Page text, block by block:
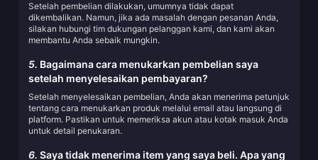
Setelah pembelian dilakukan, umumnya tidak dapat
dikembalikan. Namun, jika ada masalah dengan pesanan Anda,
silakan hubungi tim dukungan pelanggan kami, dan kami akan
membantu Anda sebaik mungkin.
5. Bagaimana cara menukarkan pembelian saya
setelah menyelesaikan pembayaran?
Setelah menyelesaikan pembelian, Anda akan menerima petunjuk
tentang cara menukarkan produk melalui email atau langsung di
platform. Pastikan untuk memeriksa akun atau kotak masuk Anda
untuk detail penukaran.
6. Saya tidak menerima item yang saya beli. Apa yang